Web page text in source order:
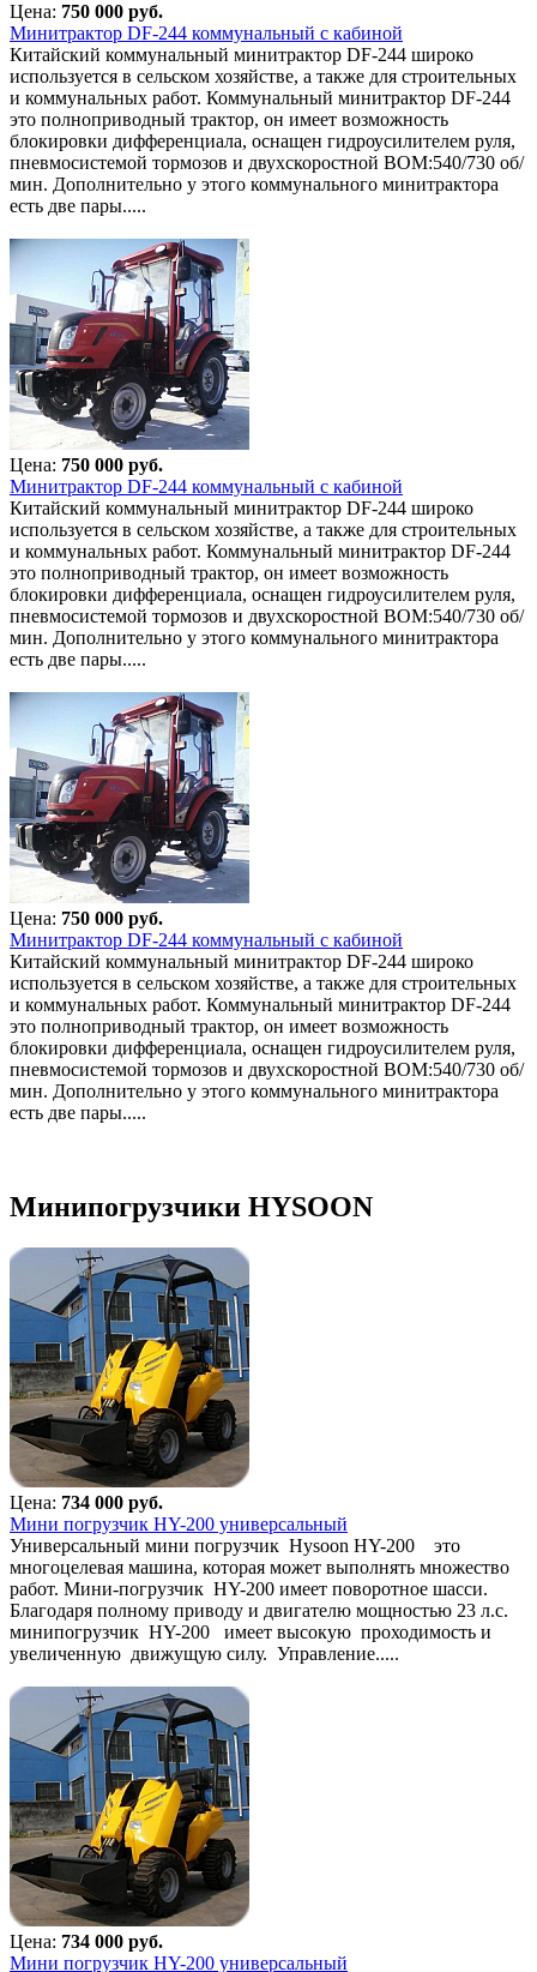
Цена: 750 000 руб.
Минитрактор DF-244 коммунальный с кабиной
Китайский коммунальный минитрактор DF-244 широко
используется в сельском хозяйстве, а также для строительных
и коммунальных работ. Коммунальный минитрактор DF-244
это полноприводный трактор, он имеет возможность
блокировки дифференциала, оснащен гидроусилителем руля,
пневмосистемой тормозов и двухскоростной ВОМ:540/730 об/
мин. Дополнительно у этого коммунального минитрактора
есть две пары.....
Цена: 750 000 руб.
Минитрактор DF-244 коммунальный с кабиной
Китайский коммунальный минитрактор DF-244 широко
используется в сельском хозяйстве, а также для строительных
и коммунальных работ. Коммунальный минитрактор DF-244
это полноприводный трактор, он имеет возможность
блокировки дифференциала, оснащен гидроусилителем руля,
пневмосистемой тормозов и двухскоростной ВОМ:540/730 об/
мин. Дополнительно у этого коммунального минитрактора
есть две пары.....
Цена: 750 000 руб.
Минитрактор DF-244 коммунальный с кабиной
Китайский коммунальный минитрактор DF-244 широко
используется в сельском хозяйстве, а также для строительных
и коммунальных работ. Коммунальный минитрактор DF-244
это полноприводный трактор, он имеет возможность
блокировки дифференциала, оснащен гидроусилителем руля,
пневмосистемой тормозов и двухскоростной ВОМ:540/730 об/
мин. Дополнительно у этого коммунального минитрактора
есть две пары.....
Минипогрузчики HYSOON
Цена: 734 000 руб.
Мини погрузчик HY-200 универсальный
Универсальный мини погрузчик Hysoon HY-200 это
многоцелевая машина, которая может выполнять множество
работ. Мини-погрузчик HY-200 имеет поворотное шасси.
Благодаря полному приводу и двигателю мощностью 23 л.с.
минипогрузчик HY-200 имеет высокую проходимость и
увеличенную движущую силу. Управление.....
Цена: 734 000 руб.
Мини погрузчик HY-200 универсальный